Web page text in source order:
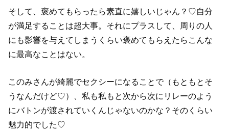
そして、褒めてもらったら素直に嬉しいじゃん？♡自分
が満足することは超大事。それにプラスして、周りの人
にも影響を与えてしまうくらい褒めてもらえたらこんな
に最高なことはない。
このみさんが綺麗でセクシーになることで（もともとそ
うなんだけど♡）、私も私もと次から次にリレーのよう
にバトンが渡されていくんじゃないのかな？そのくらい
魅力的でした♡